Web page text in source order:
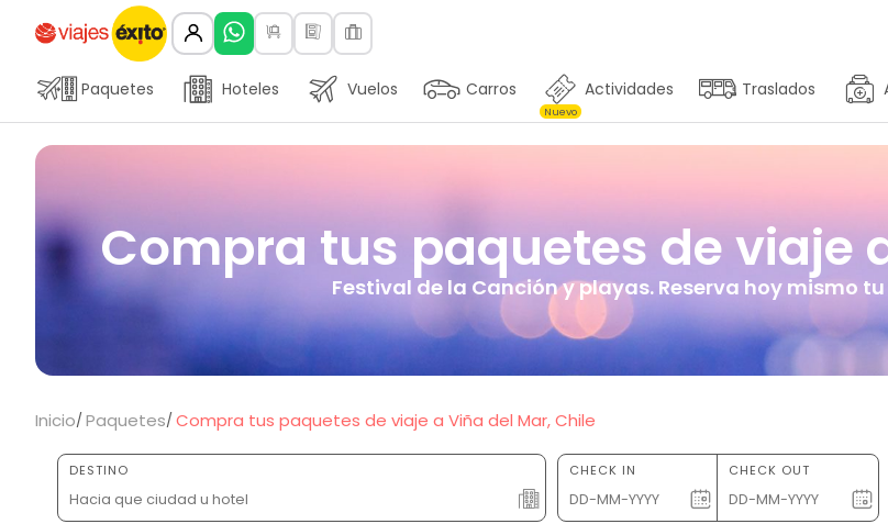
Paquetes Hoteles Vuelos Carros Actividades
Nuevo
Traslados
Compra tus paquetes de viaje
Festival de la Canción y playas. Reserva hoy mismo
Inicio Paquetes Compra tus paquetes de viaje a Viña del Mar, Chile
DESTINO CHECK IN CHECK OUT